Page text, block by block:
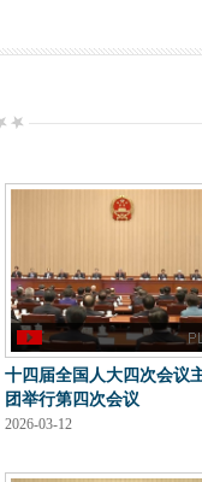
十四届全国人大四次会议
团举行第四次会议
2026-03-12